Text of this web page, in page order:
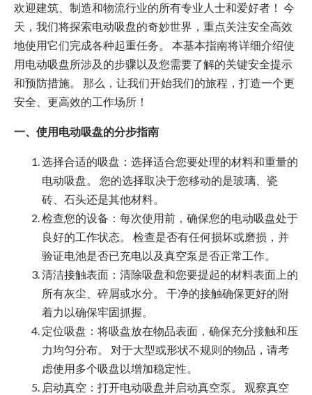
欢迎建筑、制造和物流行业的所有专业人士和爱好者！ 今
天，我们将探索电动吸盘的奇妙世界，重点关注安全高效
地使用它们完成各种起重任务。 本基本指南将详细介绍使
用电动吸盘所涉及的步骤以及您需要了解的关键安全提示
和预防措施。 那么，让我们开始我们的旅程，打造一个更
安全、更高效的工作场所！
一、使用电动吸盘的分步指南
选择合适的吸盘：选择适合您要处理的材料和重量的
电动吸盘。 您的选择取决于您移动的是玻璃、瓷
砖、石头还是其他材料。
检查您的设备：每次使用前，确保您的电动吸盘处于
良好的工作状态。 检查是否有任何损坏或磨损，并
验证电池是否已充电以及真空泵是否正常工作。
清洁接触表面：清除吸盘和您要提起的材料表面上的
所有灰尘、碎屑或水分。 干净的接触确保更好的附
着力以确保牢固抓握。
定位吸盘：将吸盘放在物品表面，确保充分接触和压
力均匀分布。 对于大型或形状不规则的物品，请考
虑使用多个吸盘以增加稳定性。
启动真空：打开电动吸盘并启动真空泵。 观察真空